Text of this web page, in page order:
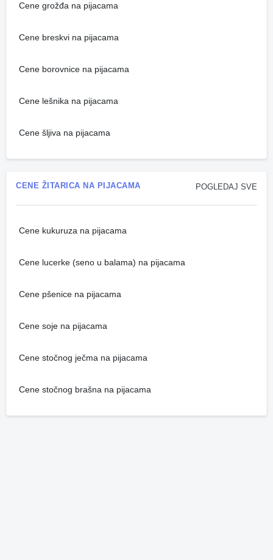
Cene grožđa na pijacama
Cene breskvi na pijacama
Cene borovnice na pijacama
Cene lešnika na pijacama
Cene šljiva na pijacama
POGLEDAJ SVE
CENE ŽITARICA NA PIJACAMA
Cene kukuruza na pijacama
Cene lucerke (seno u balama) na pijacama
Cene pšenice na pijacama
Cene soje na pijacama
Cene stočnog ječma na pijacama
Cene stočnog brašna na pijacama